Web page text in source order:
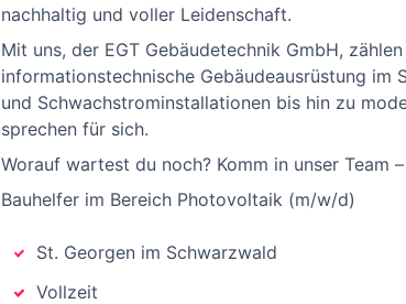
nachhaltig und voller Leidenschaft.
Mit uns, der EGT Gebäudetechnik GmbH,
informationstechnische Gebäudeausrüstung
und Schwachstrominstallationen bis hin zu
sprechen für sich.
Worauf wartest du noch? Komm in unser Team
Bauhelfer im Bereich Photovoltaik (m/w/d)
St. Georgen im Schwarzwald
Vollzeit